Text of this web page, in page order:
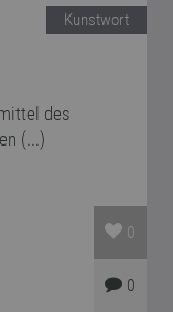
Kunstwort
des
(...)
0
0